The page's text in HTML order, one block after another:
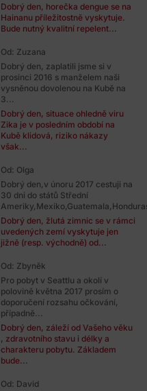
Dobrý den, horečka dengue se na
Hainanu příležitostně vyskytuje.
Bude nutný kvalitní repelent...
Od: Zuzana
Dobrý den, zaplatili jsme si v
prosinci 2016 s manželem naši
vysněnou dovolenou na Kubě na
3...
Dobrý den, situace ohledně viru
Zika je v posledním období na
Kubě klidová, riziko nákazy
však...
Od: Olga
Dobrý den,v únoru 2017 cestuji na
30 dni do států Střední
Dobrý den, žlutá zimnic se v rámci
uvedených zemí vyskytuje jen
jižně (resp. východně) od...
Od: Zbyněk
Pro pobyt v Seattlu a okolí v
polovině května 2017 prosím o
doporučení rozsahu očkování,
případně...
Dobrý den, záleží od Vašeho věku
, zdravotního stavu i délky a
charakteru pobytu. Základem
bude...
Od: David